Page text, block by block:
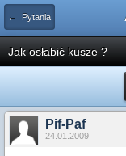
← Pytania
Jak osłabić kusze ?
Pif-Paf
24.01.2009